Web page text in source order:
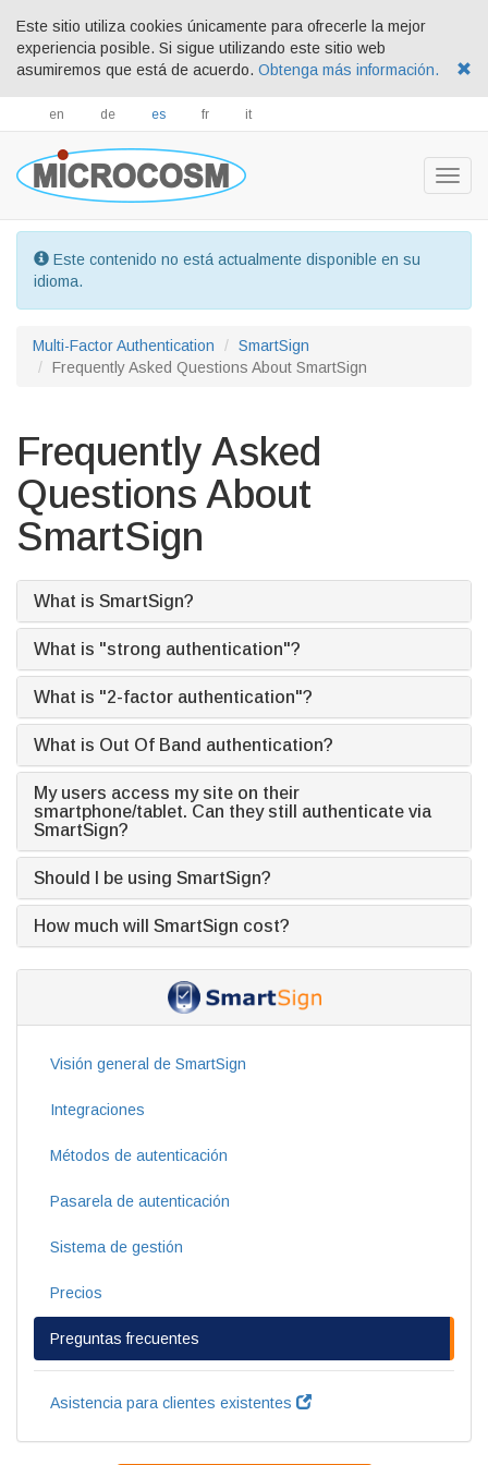
Este sitio utiliza cookies únicamente para ofrecerle la mejor
experiencia posible. Si sigue utilizando este sitio web
asumiremos que está de acuerdo. Obtenga más información.
en de es fr it
Este contenido no está actualmente disponible en su
idioma.
Multi-Factor Authentication
SmartSign
Frequently Asked Questions About SmartSign
Frequently Asked
Questions About
SmartSign
What is SmartSign?
What is "strong authentication"?
What is "2-factor authentication"?
What is Out Of Band authentication?
My users access my site on their
smartphone/tablet. Can they still authenticate via
SmartSign?
Should I be using SmartSign?
How much will SmartSign cost?
Visión general de SmartSign
Integraciones
Métodos de autenticación
Pasarela de autenticación
Sistema de gestión
Precios
Preguntas frecuentes
Asistencia para clientes existentes